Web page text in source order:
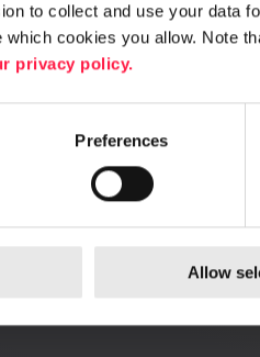
to collect and use your data
cookies you allow. Note
privacy policy.
Preferences
Allow
tunteja
ja